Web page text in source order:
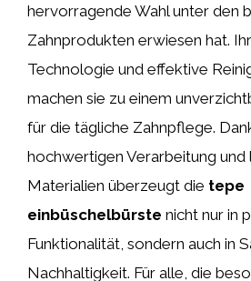
hervorragende Wahl unter den
Zahnprodukten erwiesen hat.
Technologie und effektive
machen sie zu einem
für die tägliche Zahnpflege.
hochwertigen Verarbeitung und
Materialien überzeugt die tepe
einbüschelbürste nicht nur in
Funktionalität, sondern auch in
Nachhaltigkeit. Für alle, die